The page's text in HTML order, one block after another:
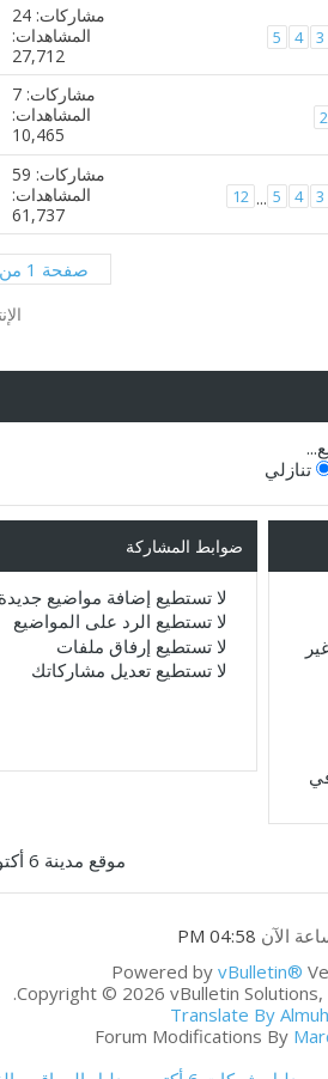
3
4
5
مشاركات: 24
المشاهدات:
27,712
2
مشاركات: 7
المشاهدات:
10,465
3
4
5
...
12
مشاركات: 59
المشاهدات:
61,737
صفحة 1 من 3
تنازلي
ضوابط المشاركة
لا تستطيع إضافة مواضيع جديدة
لا تستطيع الرد على المواضيع
لا تستطيع إرفاق ملفات
لا تستطيع تعديل مشاركاتك
موقع مدينة 6 أكتوبر
الآن 04:58 PM
Powered by vBulletin®
Copyright © 2026 vBulletin Solutions,
Translate By
Forum Modifications By